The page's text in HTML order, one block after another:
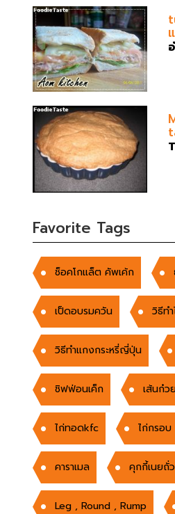
Favorite Tags
ช็อคโกแล็ต คัพเค้ก
เป็ดอบรมควัน วิธีท
วิธีทำแกงกระหรี่ญี่ปุ่น
ชิฟฟ่อนเค็ก เส้นก๋ว
ไก่ทอดkfc ไก่กรอบ
คาราเมล คุกกี้เนยถั่ว
Leg , Round , Rump